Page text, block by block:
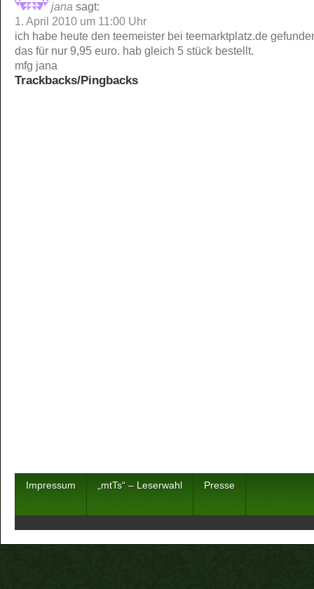
jana sagt:
1. April 2010 um 11:00 Uhr
ich habe heute den teemeister bei teemarktplatz.de
das für nur 9,95 euro. hab gleich 5 stück bestellt.
mfg jana
Trackbacks/Pingbacks
Impressum „mtTs“ – Leserwahl Presse